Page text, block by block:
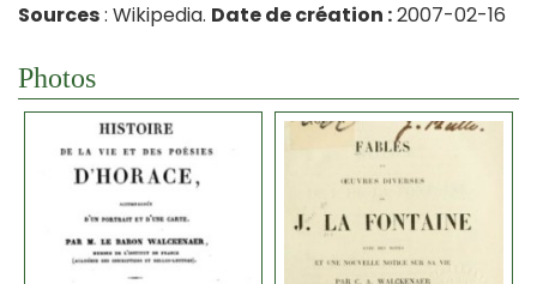
Sources: Wikipedia. Date de création :2007-02-16
Photos